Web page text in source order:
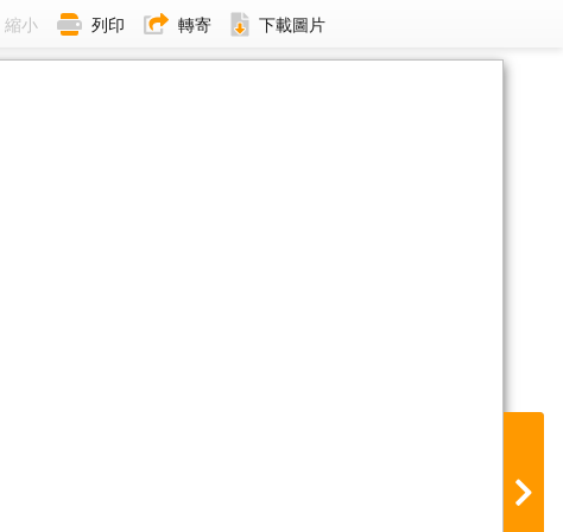
縮小 列印 轉寄 下載圖片